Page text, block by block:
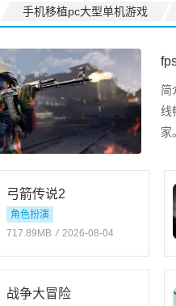
手机移植pc大型单机游戏
简
线
家
弓箭传说2
角色扮演
717.89MB / 2026-08-04
战争大冒险